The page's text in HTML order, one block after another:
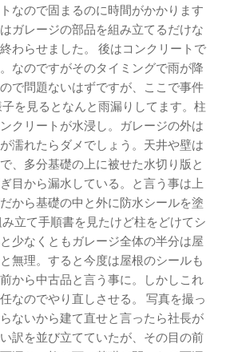
なので固まるのに時間がかかります
ガレージの部品を組み立てるだけな
わらせました。 後はコンクリートで
なのですがそのタイミングで雨が降
で問題ないはずですが、ここで事件
を見るとなんと雨漏りしてます。柱
クリートが水浸し。ガレージの外は
濡れたらダメでしょう。天井や壁は
、多分基礎の上に被せた水切り版と
目から漏水している。と言う事は上
から基礎の中と外に防水シールを塗
立て手順書を見たけど柱をどけてシ
少なくともガレージ全体の半分は屋
無理。すると今度は屋根のシールも
から中古品と言う事に。しかしこれ
なのでやり直しさせる。 写真を撮っ
ないから建て直せと言ったら社長が
訳を並び立てていたが、その目の前